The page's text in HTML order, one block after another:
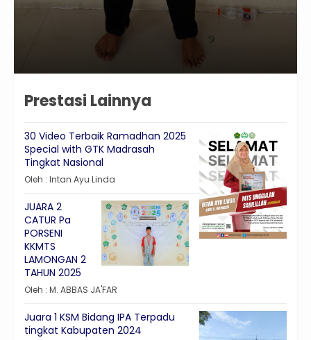
Prestasi Lainnya
30 Video Terbaik Ramadhan 2025
Special with GTK Madrasah
Tingkat Nasional
Oleh : Intan Ayu Linda
JUARA 2
CATUR Pa
PORSENI
KKMTS
LAMONGAN 2
TAHUN 2025
Oleh : M. ABBAS JA'FAR
Juara 1 KSM Bidang IPA Terpadu
tingkat Kabupaten 2024